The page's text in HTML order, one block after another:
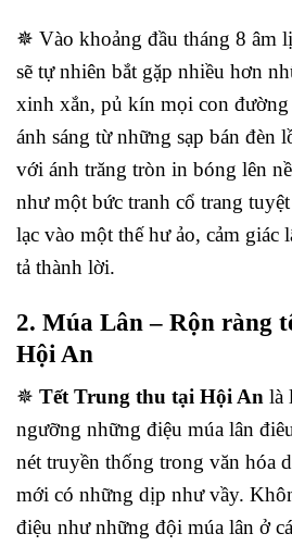
✵ Vào khoảng đầu tháng 8 âm
sẽ tự nhiên bắt gặp nhiều hơn
xinh xắn, pủ kín mọi con
ánh sáng từ những sạp bán đèn
với ánh trăng tròn in bóng lên
như một bức tranh cổ trang
lạc vào một thế hư ảo, cảm giác
tả thành lời.
2. Múa Lân – Rộn ràng
Hội An
✵ Tết Trung thu tại Hội An là
ngưỡng những điệu múa lân
nét truyền thống trong văn hóa
mới có những dịp như vầy.
điệu như những đội múa lân ở